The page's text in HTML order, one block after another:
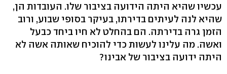
עכשיו שהיא היתה הידועה בציבור שלו. העובדות הן,
שהיא לנה לעיתים בדירתו, בעיקר בסופי שבוע, ורוב
הזמן גרה בדירתה. הם בהחלט לא חיו ביחד כבעל
ואשה. מה עלינו לעשות כדי להוכיח שאותה אשה לא
היתה ידועה בציבור של אבינו?